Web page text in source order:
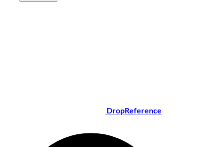
DropReference